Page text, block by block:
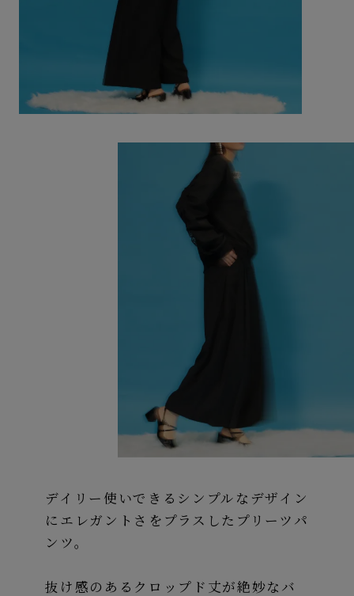
デイリー使いできるシンプルなデザイン
にエレガントさをプラスしたプリーツパ
ンツ。
抜け感のあるクロップド丈が絶妙なバ